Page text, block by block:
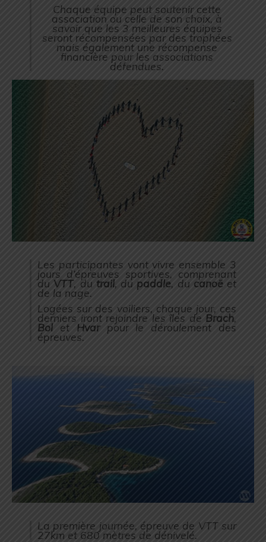
Chaque équipe peut soutenir cette
association ou celle de son choix, à
savoir que les 3 meilleures équipes
seront récompensées par des trophées
mais également une récompense
financière pour les associations
défendues.
Les participantes vont vivre ensemble 3
jours d’épreuves sportives, comprenant
du VTT, du trail, du paddle, du canoëet
de la nage.
Logées sur des voiliers, chaque jour, ces
derniers iront rejoindre les îles de Brach,
Bol et Hvarpour le déroulement des
épreuves.
La première journée, épreuve de VTT sur
27km et 680 mètres de dénivelé.